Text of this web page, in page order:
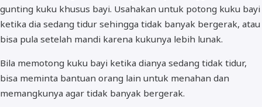
gunting kuku khusus bayi. Usahakan untuk potong kuku bayi
ketika dia sedang tidur sehingga tidak banyak bergerak, atau
bisa pula setelah mandi karena kukunya lebih lunak.
Bila memotong kuku bayi ketika dianya sedang tidak tidur,
bisa meminta bantuan orang lain untuk menahan dan
memangkunya agar tidak banyak bergerak.